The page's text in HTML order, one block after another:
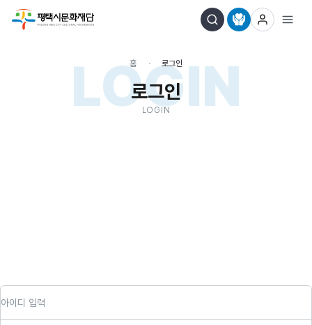
LOGIN
홈 로그인
로그인
LOGIN